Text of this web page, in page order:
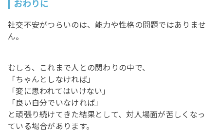
おわりに
社交不安がつらいのは、能力や性格の問題ではありませ
ん。
むしろ、これまで人との関わりの中で、
「ちゃんとしなければ」
「変に思われてはいけない」
「良い自分でいなければ」
と頑張り続けてきた結果として、対人場面が苦しくなっ
ている場合があります。